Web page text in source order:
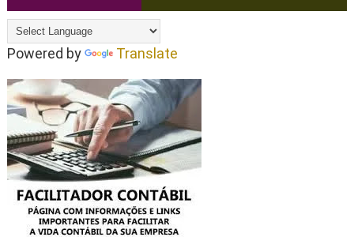
Powered by Translate